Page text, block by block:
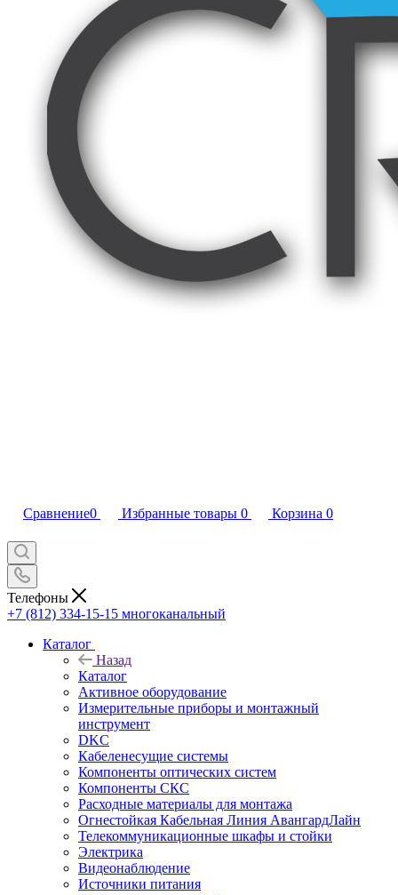
Сравнение0 Избранные товары 0 Корзина 0
Телефоны
+7 (812) 334-15-15 многоканальный
Каталог
Назад
Каталог
Активное оборудование
Измерительные приборы и монтажный
инструмент
DKC
Кабеленесущие системы
Компоненты оптических систем
Компоненты СКС
Расходные материалы для монтажа
Огнестойкая Кабельная Линия АвангардЛайн
Телекоммуникационные шкафы и стойки
Электрика
Видеонаблюдение
Источники питания